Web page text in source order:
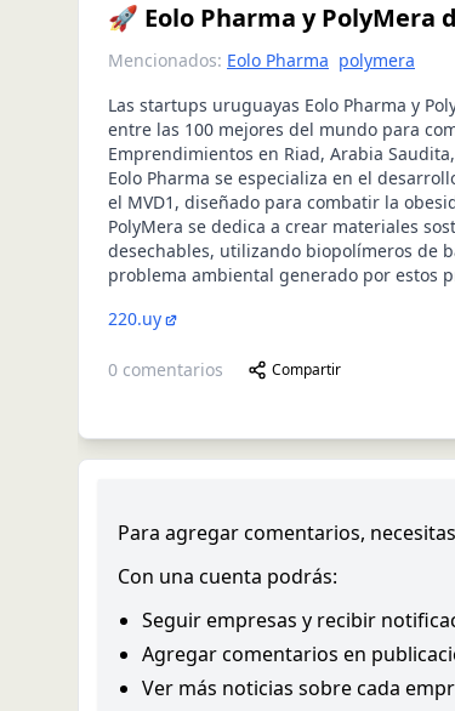
🚀 Eolo Pharma y
Mencionados: Eolo Pharma polymera
Las startups uruguayas Eolo Pharma y
entre las 100 mejores del mundo para
Emprendimientos en Riad, Arabia
Eolo Pharma se especializa en el
el MVD1, diseñado para combatir la
PolyMera se dedica a crear materiales
desechables, utilizando biopolímeros de
problema ambiental generado por estos
220.uy
0 comentarios Compartir
Para agregar comentarios, necesitas
Con una cuenta podrás:
Seguir empresas y recibir
Agregar comentarios en
Ver más noticias sobre cada